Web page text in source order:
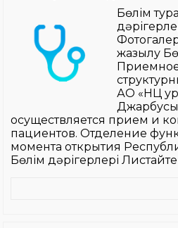
Бөлім
жазылу
Приемное
АО «НЦ
осуществляется прием и
пациентов. Отделение
момента открытия
Бөлім дәрігерлері